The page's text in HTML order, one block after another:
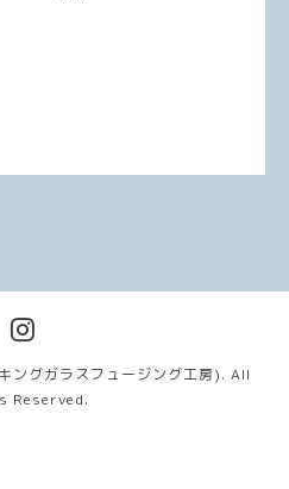
グガラスフュージング工房). All
Reserved.